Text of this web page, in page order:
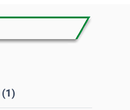
(1)